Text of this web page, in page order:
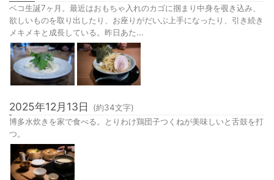
ベコ生誕7ヶ月。最近はおもちゃ入れのカゴに掴まり中身を覗き込み、
欲しいものを取り出したり、お座りがだいぶ上手になったり、引き続き
メキメキと成長している。昨日あた...
2025年12月13日 (約34文字)
博多水炊きを家で食べる。とりわけ鶏団子つくねが美味しいと舌鼓を打
つ。